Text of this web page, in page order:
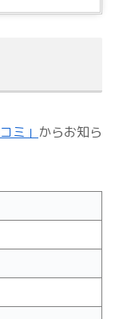
ミ」 からお知ら